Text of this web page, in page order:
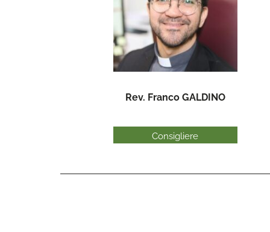
Rev. Franco GALDINO
Consigliere